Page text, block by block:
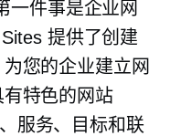
一件事是企业网
提供了创建
您的企业建立网
有特色的网站
服务、目标和联